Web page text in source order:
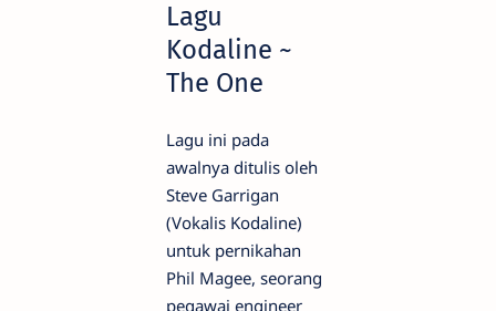
Lagu
Kodaline ~
The One
Lagu ini pada
awalnya ditulis oleh
Steve Garrigan
(Vokalis Kodaline)
untuk pernikahan
Phil Magee, seorang
pegawai engineer